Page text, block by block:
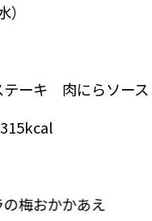
）
テーキ 肉にらソース
315kcal
梅おかかあえ